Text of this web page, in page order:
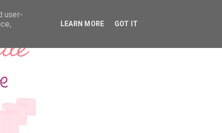
user-
LEARN MORE GOT IT